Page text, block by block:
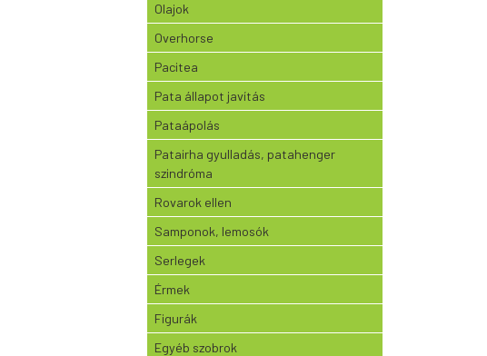
Olajok
Overhorse
Pacitea
Pata állapot javítás
Pataápolás
Patairha gyulladás, patahenger
szindróma
Rovarok ellen
Samponok, lemosók
Serlegek
Érmek
Figurák
Egyéb szobrok